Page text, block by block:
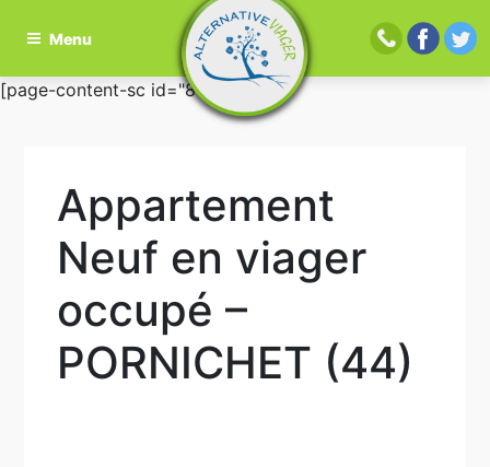
Aller
Menu
[page-content-sc id="81"]
Appartement
Neuf en viager
occupé –
PORNICHET (44)